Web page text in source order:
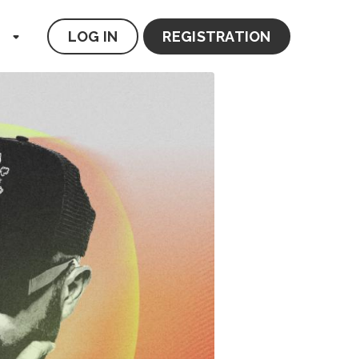
LOG IN REGISTRATION